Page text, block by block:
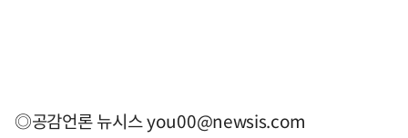
◎공감언론 뉴시스you00@newsis.com